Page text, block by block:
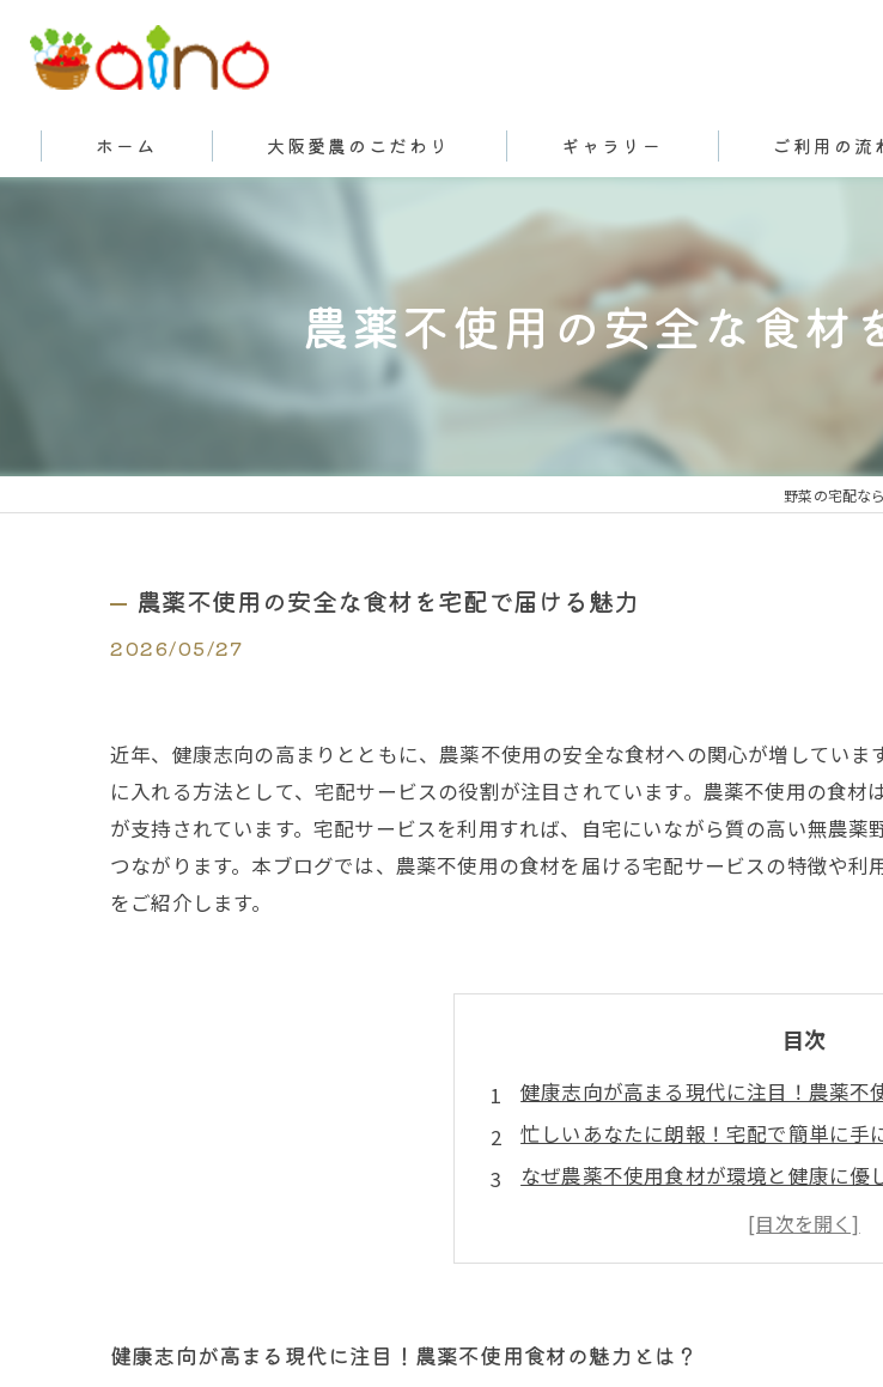
ホーム 大阪愛農のこだわり
有機栽培とは
ギャラリー ご利用の流
農薬不使用の安全な食材
野菜の宅配な
農薬不使用の安全な食材を宅配で届ける魅力
2026/05/27
近年、健康志向の高まりとともに、農薬不使用の安全な食材への関心が増してい
に入れる方法として、宅配サービスの役割が注目されています。農薬不使用の食
が支持されています。宅配サービスを利用すれば、自宅にいながら質の高い無農
つながります。本ブログでは、農薬不使用の食材を届ける宅配サービスの特徴や
をご紹介します。
目次
健康志向が高まる現代に注目！農薬不
忙しいあなたに朗報！宅配で簡単に手
なぜ農薬不使用食材が環境と健康に優
宅配サービスを使って新鮮・安全な食
利用者の声でわかる、農薬不使用食材
今すぐ試そう！農薬不使用の食材を宅
健康志向が高まる現代に注目！農薬不使用食材の魅力とは？